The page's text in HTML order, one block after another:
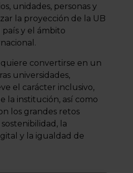
unidades, personas y
la proyección de la UB
país y el ámbito
convertirse en un
universidades,
el carácter inclusivo,
la institución, así como
los grandes retos
la
y la igualdad de